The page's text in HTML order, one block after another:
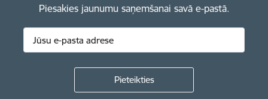
Piesakies jaunumu saņemšanai savā e-pastā.